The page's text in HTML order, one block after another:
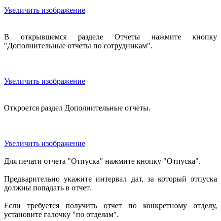
Увеличить изображение
В открывшемся разделе Отчеты нажмите кнопку
"Дополнительные отчеты по сотрудникам".
Увеличить изображение
Откроется раздел Дополнительные отчеты.
Увеличить изображение
Для печати отчета "Отпуска" нажмите кнопку "Отпуска".
Предварительно укажите интервал дат, за который отпуска
должны попадать в отчет.
Если требуется получить отчет по конкретному отделу,
установите галочку "по отделам".